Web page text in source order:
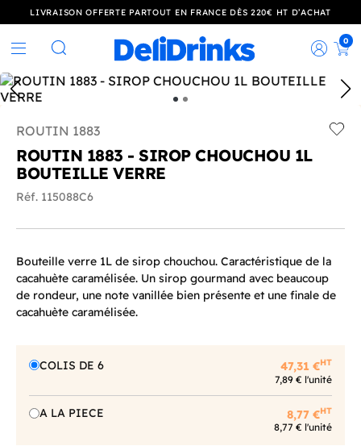
LIVRAISON OFFERTE PARTOUT EN FRANCE DÈS 220€ HT D’ACHAT
Rechercher
0
ROUTIN 1883
ROUTIN 1883 - SIROP CHOUCHOU 1L
BOUTEILLE VERRE
Réf. 115088C6
Bouteille verre 1L de sirop chouchou. Caractéristique de la
cacahuète caramélisée. Un sirop gourmand avec beaucoup
de rondeur, une note vanillée bien présente et une finale de
cacahuète caramélisée.
COLIS DE 6 47,31 €HT
7,89 € l'unité
A LA PIECE 8,77 €HT
8,77 € l'unité